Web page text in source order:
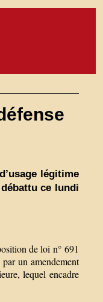
légitime
ce lundi
de loi n° 691
un amendement
lequel encadre